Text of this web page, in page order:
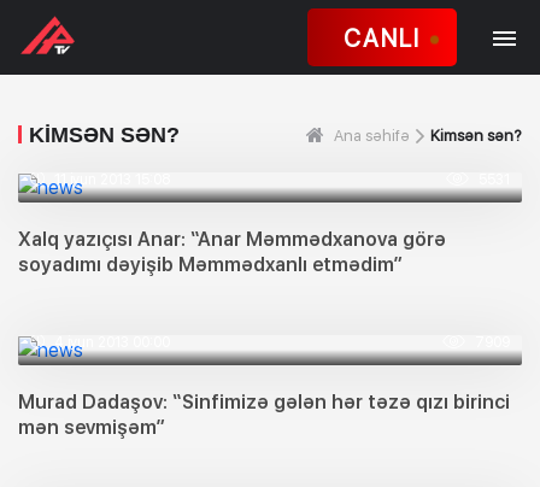
CANLI
KIMSƏN SƏN? Ana səhifə Kimsən sən?
Xalq yazıçısı Anar: “Anar Məmmədxanova görə
soyadımı dəyişib Məmmədxanlı etmədim”
Murad Dadaşov: “Sinfimizə gələn hər təzə qızı birinci
mən sevmişəm”